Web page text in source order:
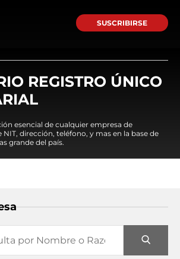
SUSCRIBIRSE
REGISTRO ÚNICO
esencial de cualquier empresa de
dirección, teléfono, y mas en la base de
grande del país.